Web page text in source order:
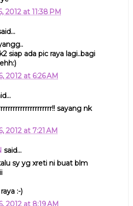
2012 at 11:38 PM
siap ada pic raya lagi..bagi
2012 at 6:26 AM
sayang nk
2012 at 7:21 AM
said...
sy yg xreti ni buat blm
:-)
2012 at 8:19 AM